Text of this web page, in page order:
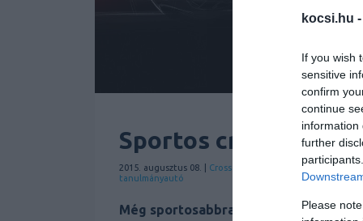
kocsi.hu -
If you wish
sensitive
confirm
continue
information
further
Please
Sportos crossovert
2015. augusztus 08. | Crossover Mazda |
tanulmányautó
Még sportosabbra veszi a figurát a